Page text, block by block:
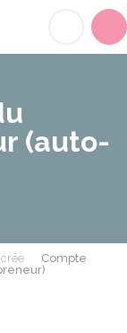
(auto-
Compte